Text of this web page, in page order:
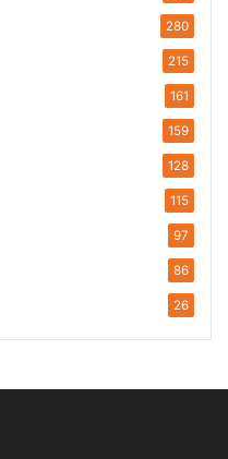
280
215
161
159
128
115
97
86
26